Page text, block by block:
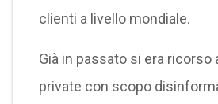
clienti a livello mondiale.
Già in passato si era ricorso
private con scopo